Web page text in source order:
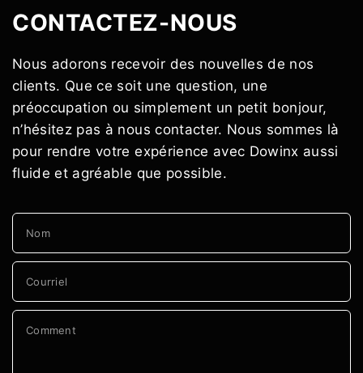
CONTACTEZ-NOUS
Nous adorons recevoir des nouvelles de nos
clients. Que ce soit une question, une
préoccupation ou simplement un petit bonjour,
n’hésitez pas à nous contacter. Nous sommes là
pour rendre votre expérience avec Dowinx aussi
fluide et agréable que possible.
Nom
Courriel
Comment